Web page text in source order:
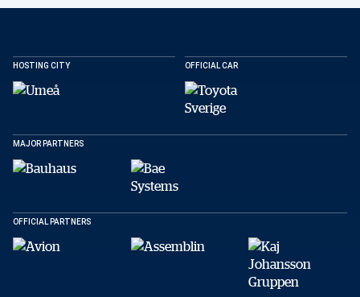
HOSTING CITY OFFICIAL CAR
MAJOR PARTNERS
OFFICIAL PARTNERS